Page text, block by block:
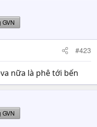
GVN
#423
nữa là phê tới bến
GVN